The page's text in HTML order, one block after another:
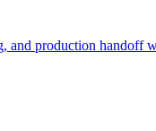
production handoff